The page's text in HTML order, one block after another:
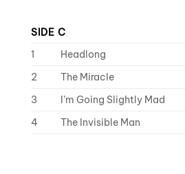
SIDE C
1
Headlong
2
The Miracle
3
I’m Going Slightly Mad
4
The Invisible Man